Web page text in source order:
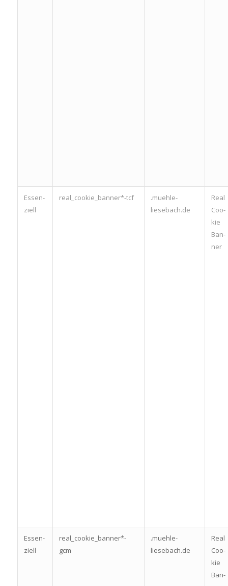
Essen­
zi­ell
real_cookie_banner*-tcf
.muehle-
liesebach.de
Real
Coo­
kie
Ban­
ner
Essen­
zi­ell
real_cookie_banner*-
gcm
.muehle-
liesebach.de
Real
Coo­
kie
Ban­